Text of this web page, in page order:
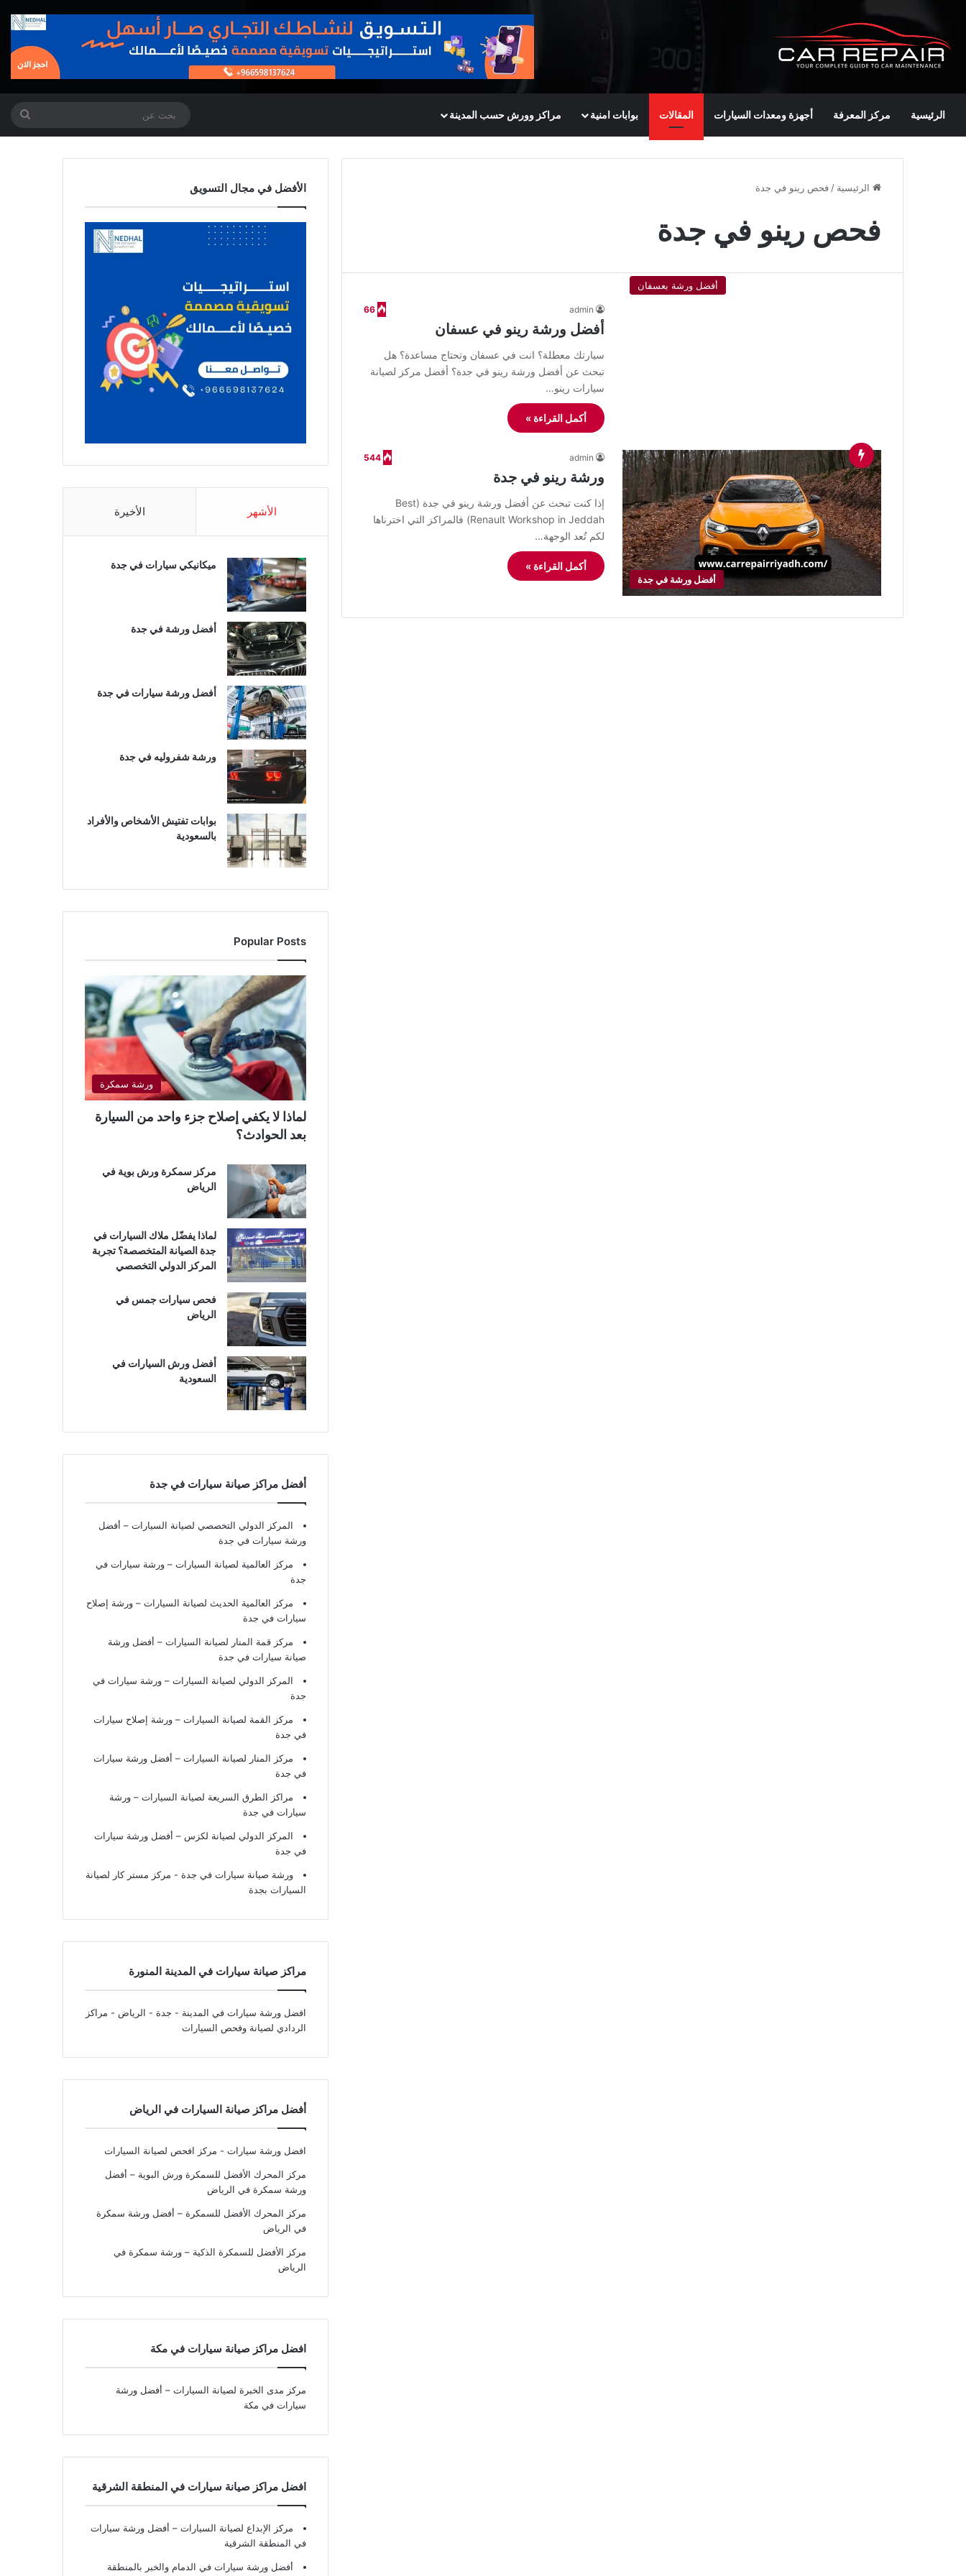
الرئيسية مركز المعرفة أجهزة ومعدات السيارات المقالات بوابات امنية مراكز وورش حسب المدينة
عن
الرئيسية / فحص رينو في جدة
فحص رينو في جدة
أفضل ورشة بعسفان
admin
66
أفضل ورشة رينو في عسفان
سيارتك معطلة؟ انت في عسفان وتحتاج مساعدة؟ هل
تبحث عن أفضل ورشة رينو في جدة؟ أفضل مركز لصيانة
سيارات رينو…
أكمل القراءة »
أفضل ورشة في جدة
admin
544
ورشة رينو في جدة
إذا كنت تبحث عن أفضل ورشة رينو في جدة (Best
Renault Workshop in Jeddah) فالمراكز التي اخترناها
لكم تُعد الوجهة…
أكمل القراءة »
الأفضل في مجال التسويق
الأشهر الأخيرة
ميكانيكي سيارات في جدة
أفضل ورشة في جدة
أفضل ورشة سيارات في جدة
ورشة شفروليه في جدة
بوابات تفتيش الأشخاص والأفراد
بالسعودية
Popular Posts
ورشة سمكرة
لماذا لا يكفي إصلاح جزء واحد من السيارة
بعد الحوادث؟
مركز سمكرة ورش بوية في
الرياض
لماذا يفضّل ملاك السيارات في
جدة الصيانة المتخصصة؟ تجربة
المركز الدولي التخصصي
فحص سيارات جمس في
الرياض
أفضل ورش السيارات في
السعودية
أفضل مراكز صيانة سيارات في جدة
المركز الدولي التخصصي لصيانة السيارات – أفضل
ورشة سيارات في جدة
مركز العالمية لصيانة السيارات – ورشة سيارات في
جدة
مركز العالمية الحديث لصيانة السيارات – ورشة إصلاح
سيارات في جدة
مركز قمة المنار لصيانة السيارات – أفضل ورشة
صيانة سيارات في جدة
المركز الدولي لصيانة السيارات – ورشة سيارات في
جدة
مركز القمة لصيانة السيارات – ورشة إصلاح سيارات
في جدة
مركز المنار لصيانة السيارات – أفضل ورشة سيارات
في جدة
مراكز الطرق السريعة لصيانة السيارات – ورشة
سيارات في جدة
المركز الدولي لصيانة لكزس – أفضل ورشة سيارات
في جدة
ورشة صيانة سيارات في جدة - مركز مستر كار لصيانة
السيارات بجدة
مراكز صيانة سيارات في المدينة المنورة
افضل ورشة سيارات في المدينة - جدة - الرياض - مراكز
الردادي لصيانة وفحص السيارات
أفضل مراكز صيانة السيارات في الرياض
افضل ورشة سيارات - مركز افحص لصيانة السيارات
مركز المحرك الأفضل للسمكرة ورش البوية – أفضل
ورشة سمكرة في الرياض
مركز المحرك الأفضل للسمكرة – أفضل ورشة سمكرة
في الرياض
مركز الأفضل للسمكرة الذكية – ورشة سمكرة في
الرياض
افضل مراكز صيانة سيارات في مكة
مركز مدى الخبرة لصيانة السيارات – أفضل ورشة
سيارات في مكة
افضل مراكز صيانة سيارات في المنطقة الشرقية
مركز الإبداع لصيانة السيارات – أفضل ورشة سيارات
في المنطقة الشرقية
أفضل ورشة سيارات في الدمام والخبر بالمنطقة